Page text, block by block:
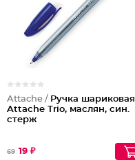
Attache / Ручка шариковая
Attache Trio, маслян, син.
стерж
69 19 ₽